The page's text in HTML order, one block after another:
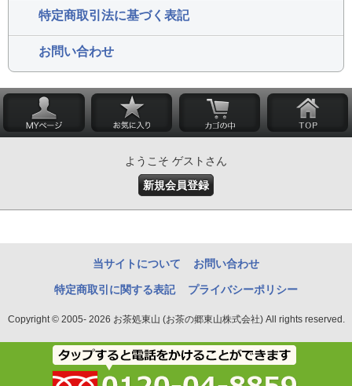
特定商取引法に基づく表記
お問い合わせ
ようこそ ゲストさん
新規会員登録
当サイトについて お問い合わせ
特定商取引に関する表記 プライバシーポリシー
Copyright © 2005- 2026 お茶処東山 (お茶の郷東山株式会社) All rights reserved.